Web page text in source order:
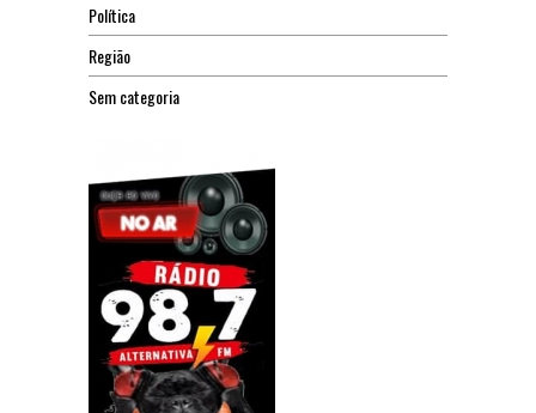
Política
Região
Sem categoria